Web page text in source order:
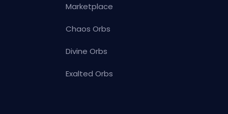
Marketplace
Chaos Orbs
Divine Orbs
Exalted Orbs